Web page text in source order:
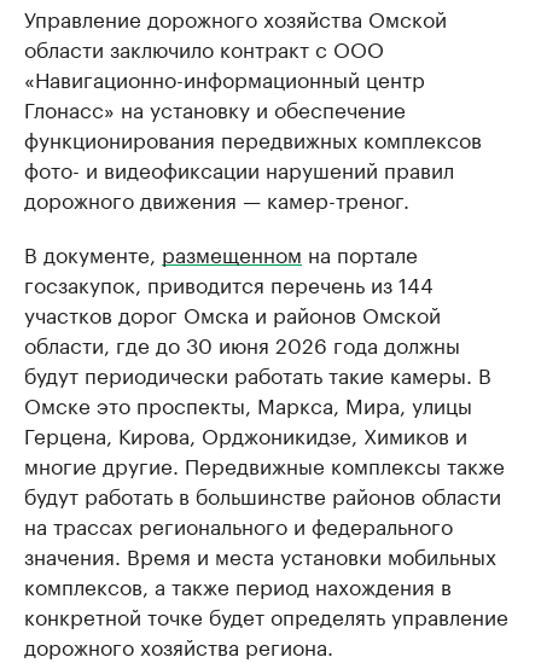
Управление дорожного хозяйства Омской
области заключило контракт с ООО
«Навигационно-информационный центр
Глонасс» на установку и обеспечение
функционирования передвижных комплексов
фото- и видеофиксации нарушений правил
дорожного движения — камер-треног.
В документе, размещенном на портале
госзакупок, приводится перечень из 144
участков дорог Омска и районов Омской
области, где до 30 июня 2026 года должны
будут периодически работать такие камеры. В
Омске это проспекты, Маркса, Мира, улицы
Герцена, Кирова, Орджоникидзе, Химиков и
многие другие. Передвижные комплексы также
будут работать в большинстве районов области
на трассах регионального и федерального
значения. Время и места установки мобильных
комплексов, а также период нахождения в
конкретной точке будет определять управление
дорожного хозяйства региона.